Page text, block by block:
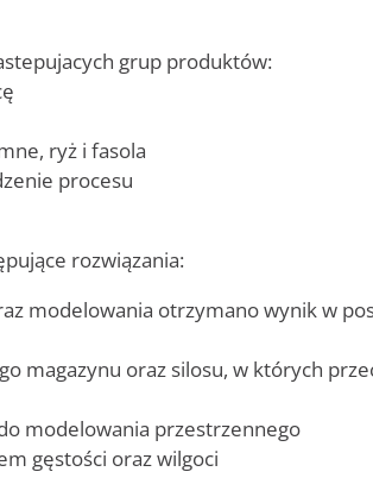
grup produktów:
ryż i fasola
procesu
rozwiązania:
modelowania otrzymano wynik w
magazynu oraz silosu, w których
modelowania przestrzennego
gęstości oraz wilgoci